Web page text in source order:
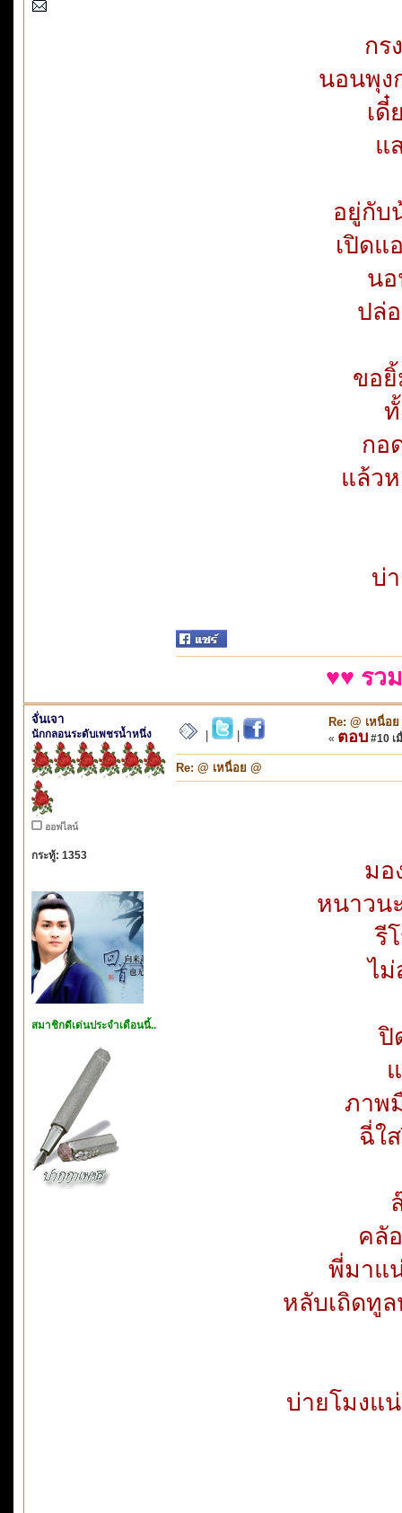
กร
นอนพุง
เดี๋
แ
อยู่กับ
เปิดแ
น
ปล่
ขอยิ้
กอ
แล้ว
บ่
♥♥ รว
จั่นเจา
นักกลอนระดับเพชรน้ำหนึ่ง
ออฟไลน์
กระทู้: 1353
สมาชิกดีเด่นประจำเดือนนี้..
Re: @ เหนื่อย
« ตอบ #10 เ
Re: @ เหนื่อย @
มอ
หนาวน
รี
ไม่
ปิ
ภาพ
ฉี่ใ
คลั
พี่มาแ
หลับเถิดทูล
บ่ายโมงแ